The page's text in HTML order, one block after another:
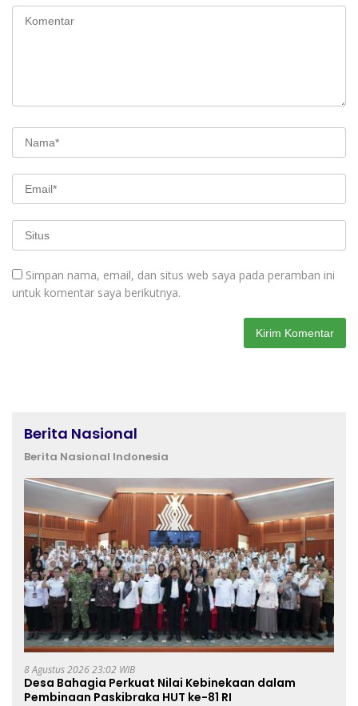
Simpan nama, email, dan situs web saya pada peramban ini
untuk komentar saya berikutnya.
Berita Nasional
Berita Nasional Indonesia
8 Agustus 2026 23:02 WIB
Desa Bahagia Perkuat Nilai Kebinekaan dalam
Pembinaan Paskibraka HUT ke-81 RI